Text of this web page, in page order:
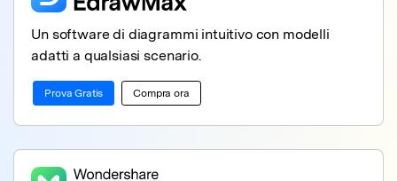
Un software di diagrammi intuitivo con modelli
adatti a qualsiasi scenario.
Prova Gratis Compra ora